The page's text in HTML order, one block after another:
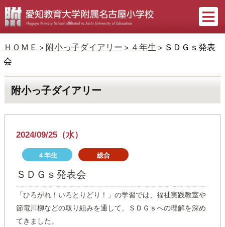
ＨＯＭＥ > 附小っ子ダイアリー > ４年生 > ＳＤＧｓ発表
会
附小っ子ダイアリー
2024/09/25（水）
４年生 総合
ＳＤＧｓ発表会
「ひろがれ！いろとりどり！」の学習では、福祉実践教室や
節電川柳などの取り組みを通して、ＳＤＧｓへの理解を深め
てきました。